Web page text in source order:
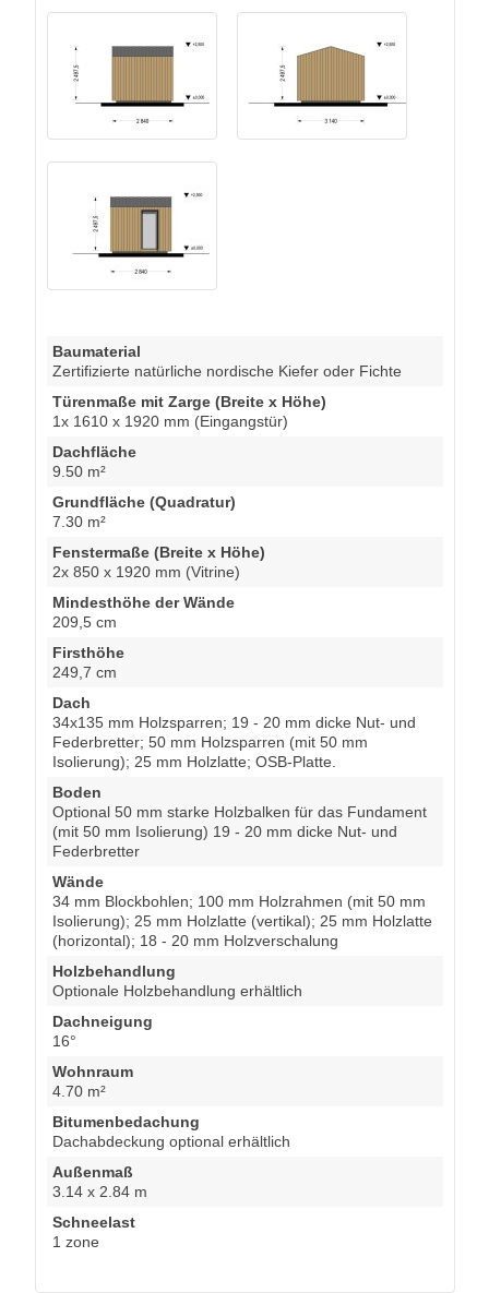
Baumaterial
Zertifizierte natürliche nordische Kiefer oder Fichte
Türenmaße mit Zarge (Breite x Höhe)
1x 1610 x 1920 mm (Eingangstür)
Dachfläche
9.50 m²
Grundfläche (Quadratur)
7.30 m²
Fenstermaße (Breite x Höhe)
2x 850 x 1920 mm (Vitrine)
Mindesthöhe der Wände
209,5 cm
Firsthöhe
249,7 cm
Dach
34x135 mm Holzsparren; 19 - 20 mm dicke Nut- und
Federbretter; 50 mm Holzsparren (mit 50 mm
Isolierung); 25 mm Holzlatte; OSB-Platte.
Boden
Optional 50 mm starke Holzbalken für das Fundament
(mit 50 mm Isolierung) 19 - 20 mm dicke Nut- und
Federbretter
Wände
34 mm Blockbohlen; 100 mm Holzrahmen (mit 50 mm
Isolierung); 25 mm Holzlatte (vertikal); 25 mm Holzlatte
(horizontal); 18 - 20 mm Holzverschalung
Holzbehandlung
Optionale Holzbehandlung erhältlich
Dachneigung
16°
Wohnraum
4.70 m²
Bitumenbedachung
Dachabdeckung optional erhältlich
Außenmaß
3.14 x 2.84 m
Schneelast
1 zone